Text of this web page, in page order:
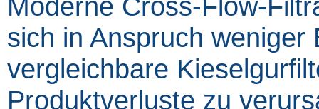
sich in Anspruch
vergleichbare
Produktverluste zu